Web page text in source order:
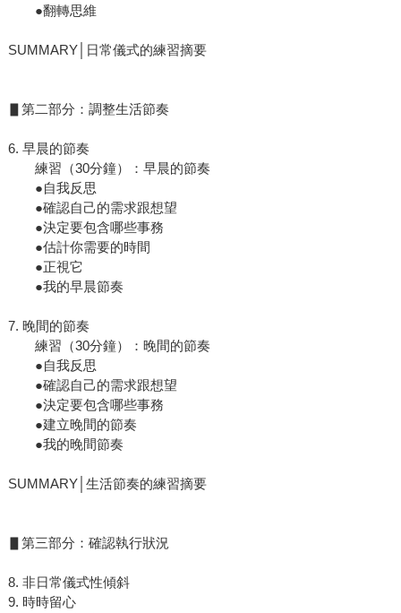
●翻轉思維
SUMMARY│日常儀式的練習摘要
▋第二部分：調整生活節奏
6. 早晨的節奏
練習（30分鐘）：早晨的節奏
●自我反思
●確認自己的需求跟想望
●決定要包含哪些事務
●估計你需要的時間
●正視它
●我的早晨節奏
7. 晚間的節奏
練習（30分鐘）：晚間的節奏
●自我反思
●確認自己的需求跟想望
●決定要包含哪些事務
●建立晚間的節奏
●我的晚間節奏
SUMMARY│生活節奏的練習摘要
▋第三部分：確認執行狀況
8. 非日常儀式性傾斜
9. 時時留心